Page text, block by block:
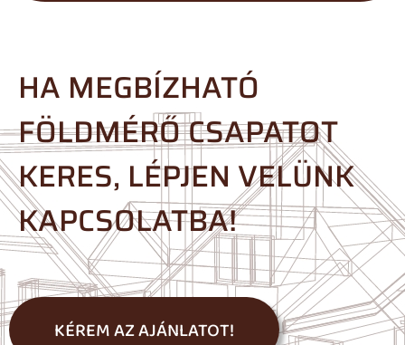
HA MEGBÍZHATÓ
FÖLDMÉRŐ CSAPATOT
KERES, LÉPJEN VELÜNK
KAPCSOLATBA!
KÉREM AZ AJÁNLATOT!